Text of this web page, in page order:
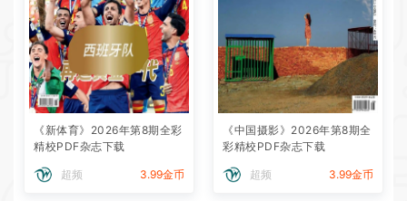
《新体育》2026年第8期全彩
精校PDF杂志下载
超频 3.99金币
《中国摄影》2026年第8期全
彩精校PDF杂志下载
超频 3.99金币